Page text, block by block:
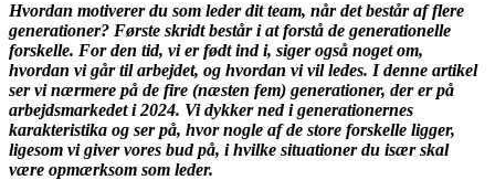
Hvordan motiverer du som leder dit team, når det består af flere
generationer? Første skridt består i at forstå de generationelle
forskelle. For den tid, vi er født ind i, siger også noget om,
hvordan vi går til arbejdet, og hvordan vi vil ledes. I denne artikel
ser vi nærmere på de fire (næsten fem) generationer, der er på
arbejdsmarkedet i 2024. Vi dykker ned i generationernes
karakteristika og ser på, hvor nogle af de store forskelle ligger,
ligesom vi giver vores bud på, i hvilke situationer du især skal
være opmærksom som leder.